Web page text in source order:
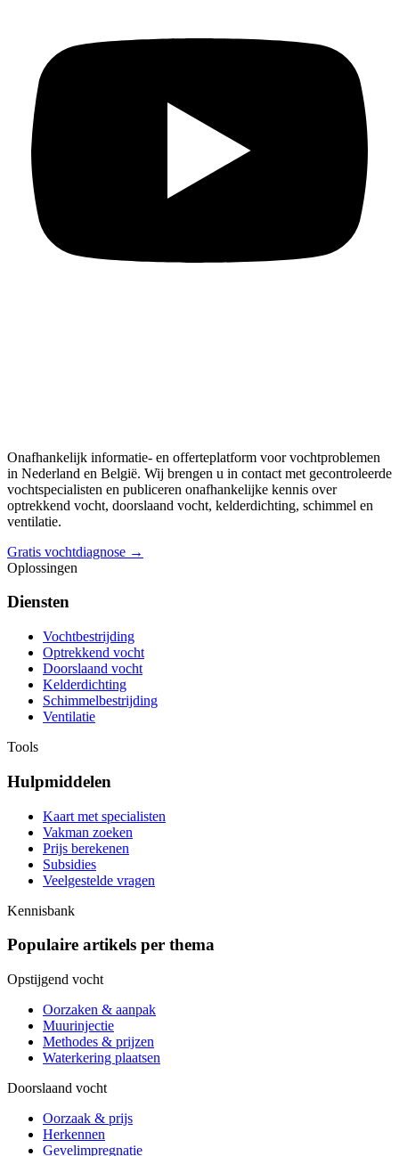
Onafhankelijk informatie- en offerteplatform voor vochtproblemen
in Nederland en België. Wij brengen u in contact met gecontroleerde
vochtspecialisten en publiceren onafhankelijke kennis over
optrekkend vocht, doorslaand vocht, kelderdichting, schimmel en
ventilatie.
Gratis vochtdiagnose →
Oplossingen
Diensten
Vochtbestrijding
Optrekkend vocht
Doorslaand vocht
Kelderdichting
Schimmelbestrijding
Ventilatie
Tools
Hulpmiddelen
Kaart met specialisten
Vakman zoeken
Prijs berekenen
Subsidies
Veelgestelde vragen
Kennisbank
Populaire artikels per thema
Opstijgend vocht
Oorzaken & aanpak
Muurinjectie
Methodes & prijzen
Waterkering plaatsen
Doorslaand vocht
Oorzaak & prijs
Herkennen
Gevelimpregnatie